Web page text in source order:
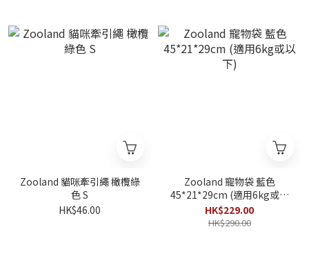
Zooland 貓咪牽引繩 橄欖綠
色 S
HK$46.00
Zooland 寵物袋 藍色
45*21*29cm (適用6kg或以
下)
HK$229.00
HK$290.00